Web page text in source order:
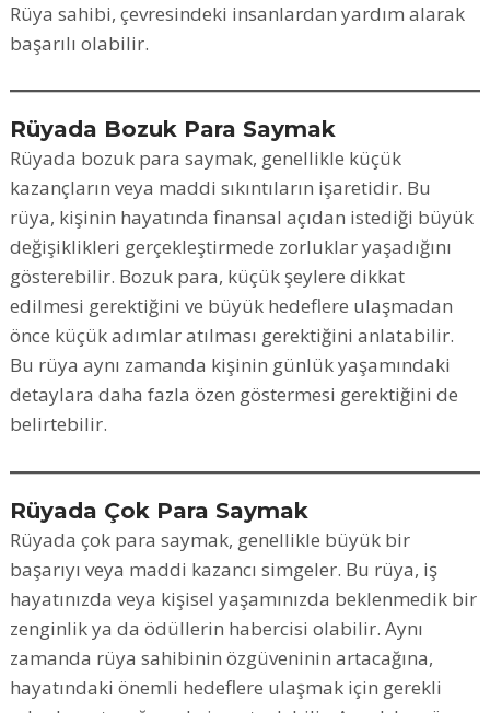
Rüya sahibi, çevresindeki insanlardan yardım alarak
başarılı olabilir.
Rüyada Bozuk Para Saymak
Rüyada bozuk para saymak, genellikle küçük
kazançların veya maddi sıkıntıların işaretidir. Bu
rüya, kişinin hayatında finansal açıdan istediği büyük
değişiklikleri gerçekleştirmede zorluklar yaşadığını
gösterebilir. Bozuk para, küçük şeylere dikkat
edilmesi gerektiğini ve büyük hedeflere ulaşmadan
önce küçük adımlar atılması gerektiğini anlatabilir.
Bu rüya aynı zamanda kişinin günlük yaşamındaki
detaylara daha fazla özen göstermesi gerektiğini de
belirtebilir.
Rüyada Çok Para Saymak
Rüyada çok para saymak, genellikle büyük bir
başarıyı veya maddi kazancı simgeler. Bu rüya, iş
hayatınızda veya kişisel yaşamınızda beklenmedik bir
zenginlik ya da ödüllerin habercisi olabilir. Aynı
zamanda rüya sahibinin özgüveninin artacağına,
hayatındaki önemli hedeflere ulaşmak için gerekli